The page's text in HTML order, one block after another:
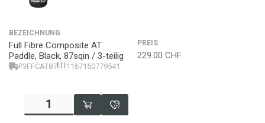
BEZEICHNUNG
Full Fibre Composite AT
Paddle, Black, 87sqin / 3-teilig
P3FFCAT87 1167150779541
PREIS
229.00 CHF